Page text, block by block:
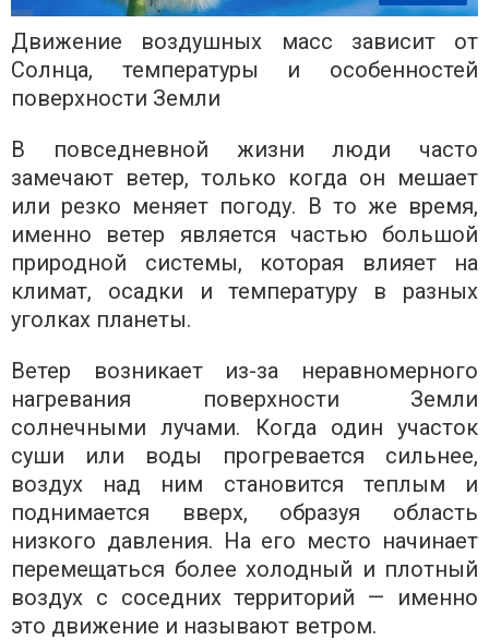
Движение воздушных масс зависит от
Солнца, температуры и особенностей
поверхности Земли
В повседневной жизни люди часто
замечают ветер, только когда он мешает
или резко меняет погоду. В то же время,
именно ветер является частью большой
природной системы, которая влияет на
климат, осадки и температуру в разных
уголках планеты.
Ветер возникает из-за неравномерного
нагревания поверхности Земли
солнечными лучами. Когда один участок
суши или воды прогревается сильнее,
воздух над ним становится теплым и
поднимается вверх, образуя область
низкого давления. На его место начинает
перемещаться более холодный и плотный
воздух с соседних территорий — именно
это движение и называют ветром.